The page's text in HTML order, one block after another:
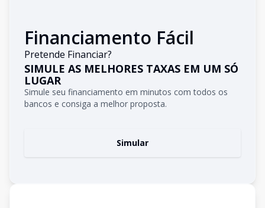
Financiamento Fácil
Pretende Financiar?
SIMULE AS MELHORES TAXAS EM UM SÓ
LUGAR
Simule seu financiamento em minutos com todos os
bancos e consiga a melhor proposta.
Simular